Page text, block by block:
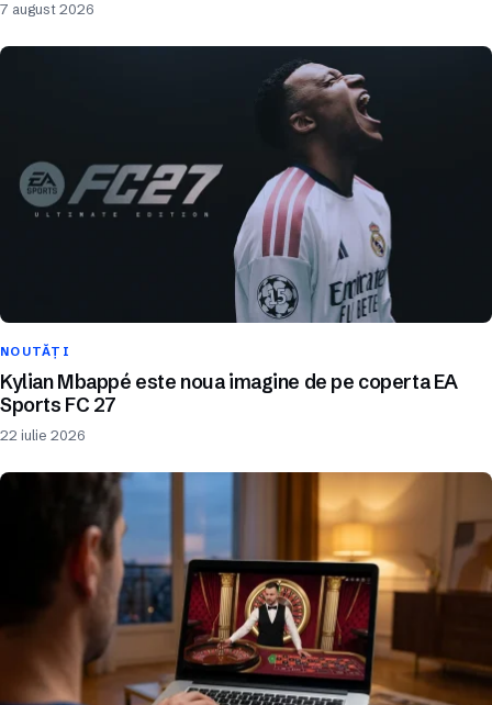
7 august 2026
NOUTĂȚI
Kylian Mbappé este noua imagine de pe coperta EA
Sports FC 27
22 iulie 2026